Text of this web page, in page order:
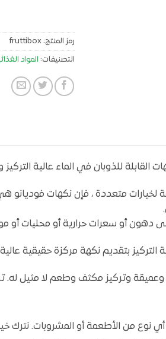
رمز المنتج: fruttibox
التصنيفات: المواد
القابلة للذوبان في الماء عالية
نكهة متنوعة لخيارات متعددة ، فإن نكهات
دهون أو سعرات حرارية أو محليات أو
التركيز بتقديم نكهة مركزة حقيقية
وتركيز مكثف وطعم لا مثيل له.
نوع من الأطعمة أو المشروبات. نترك